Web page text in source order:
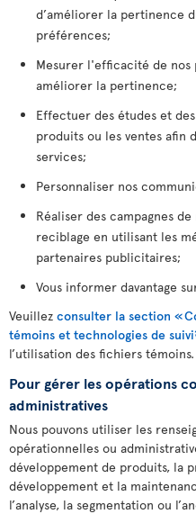
d’améliorer la pertinence
préférences;
Mesurer l'efficacité de
améliorer la pertinence;
Effectuer des études et
produits ou les ventes afin
services;
Personnaliser nos
Réaliser des campagnes
reciblage en utilisant les
partenaires publicitaires;
Vous informer davantage
Veuillez consulter la section «
témoins et technologies de
l’utilisation des fichiers témoins.
Pour gérer les opérations
administratives
Nous pouvons utiliser les
opérationnelles ou
développement de produits, la
développement et la
l’analyse, la segmentation ou